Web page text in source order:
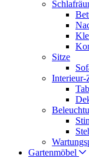
Sitze
Interieur-
Gartenmöbel